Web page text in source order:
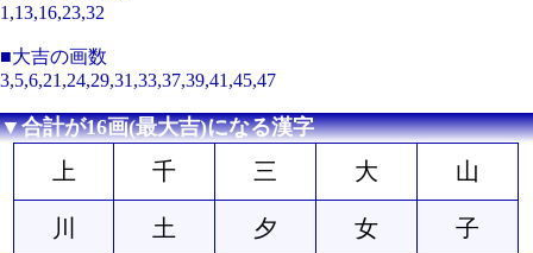
1,13,16,23,32
■大吉の画数
3,5,6,21,24,29,31,33,37,39,41,45,47
▼合計が16画(最大吉)になる漢字
上 千 三 大 山
川 土 夕 女 子